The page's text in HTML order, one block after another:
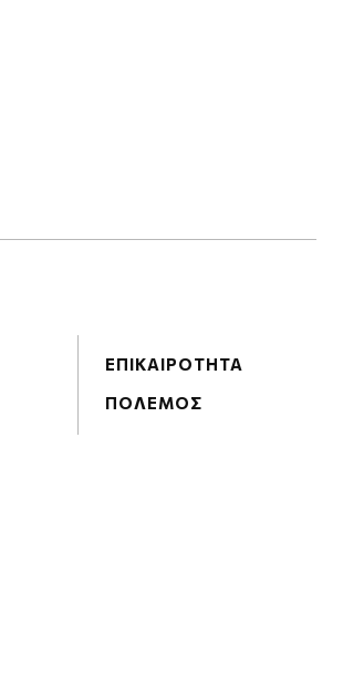
ΕΠΙΚΑΙΡΟΤΗΤΑ
ΠΟΛΕΜΟΣ